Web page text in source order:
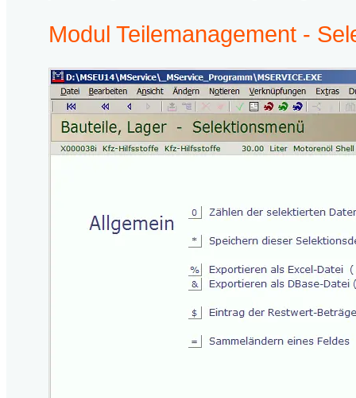
Modul Teilemanagement -